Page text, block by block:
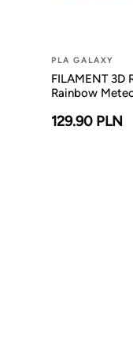
PLA GALAXY
FILAMENT 3D
Rainbow
129.90 PLN